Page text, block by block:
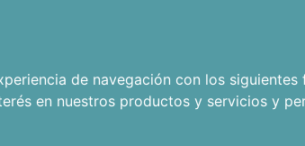
de navegación con los siguientes
en nuestros productos y servicios y